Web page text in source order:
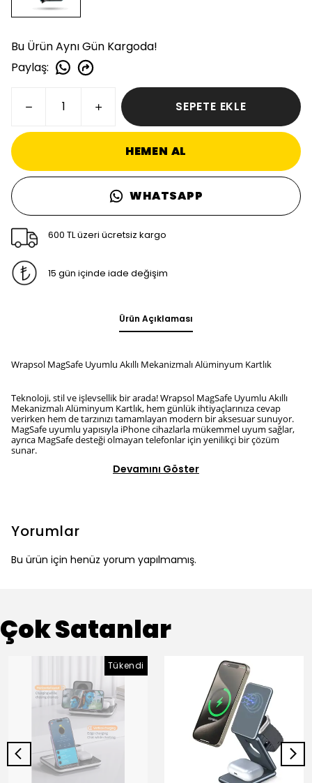
Bu Ürün Aynı Gün Kargoda!
Paylaş:
SEPETE EKLE
HEMEN AL
WHATSAPP
600 TL üzeri ücretsiz kargo
15 gün içinde iade değişim
Ürün Açıklaması
Wrapsol MagSafe Uyumlu Akıllı Mekanizmalı Alüminyum Kartlık
Teknoloji, stil ve işlevsellik bir arada! Wrapsol MagSafe Uyumlu Akıllı
Mekanizmalı Alüminyum Kartlık, hem günlük ihtiyaçlarınıza cevap
verirken hem de tarzınızı tamamlayan modern bir aksesuar sunuyor.
MagSafe uyumlu yapısıyla iPhone cihazlarla mükemmel uyum sağlar,
ayrıca MagSafe desteği olmayan telefonlar için yenilikçi bir çözüm
sunar.
Devamını Göster
Yorumlar
Bu ürün için henüz yorum yapılmamış.
Çok Satanlar
Tükendi